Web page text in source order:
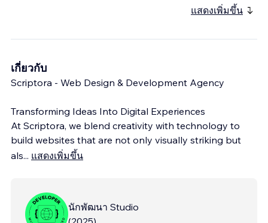
แสดงเพิ่มขึ้น
เกี่ยวกับ
Scriptora - Web Design & Development Agency
Transforming Ideas Into Digital Experiences
At Scriptora, we blend creativity with technology to
build websites that are not only visually striking but
als... แสดงเพิ่มขึ้น
นักพัฒนา Studio